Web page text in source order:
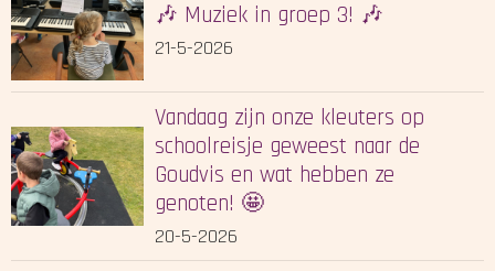
🎶 Muziek in groep 3! 🎶
21-5-2026
Vandaag zijn onze kleuters op
schoolreisje geweest naar de
Goudvis en wat hebben ze
genoten! 🤩
20-5-2026